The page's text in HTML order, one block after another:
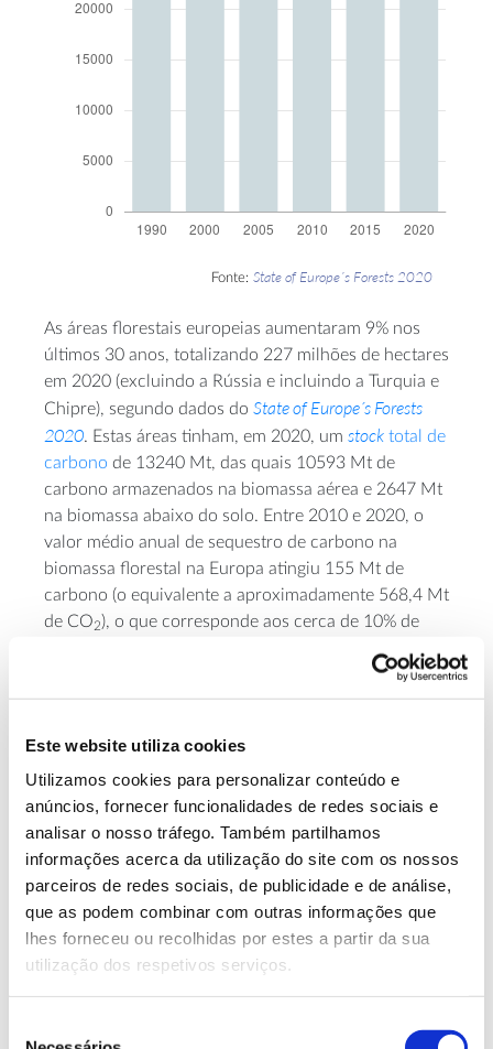
Este website utiliza cookies
Utilizamos cookies para personalizar conteúdo e
anúncios, fornecer funcionalidades de redes sociais e
analisar o nosso tráfego. Também partilhamos
informações acerca da utilização do site com os nossos
parceiros de redes sociais, de publicidade e de análise,
que as podem combinar com outras informações que
lhes forneceu ou recolhidas por estes a partir da sua
utilização dos respetivos serviços.
Fonte: State of Europe´s Forests 2020
As áreas florestais europeias aumentaram 9% nos
últimos 30 anos, totalizando 227 milhões de hectares
em 2020 (excluindo a Rússia e incluindo a Turquia e
Chipre), segundo dados do State of Europe´s Forests
2020. Estas áreas tinham, em 2020, um stock total de
carbono de 13240 Mt, das quais 10593 Mt de
carbono armazenados na biomassa aérea e 2647 Mt
na biomassa abaixo do solo. Entre 2010 e 2020, o
valor médio anual de sequestro de carbono na
biomassa florestal na Europa atingiu 155 Mt de
carbono (o equivalente a aproximadamente 568,4 Mt
de CO2), o que corresponde aos cerca de 10% de
Capacidade de sumidouro da
floresta portuguesa
Nos últimos 30 anos, as florestas portuguesas
funcionaram como sumidouro de carbono, um efeito
que se atenua em anos com extensões muito
elevadasde área ardida, como 1990, 1991, 2003,
2005 e 2017.